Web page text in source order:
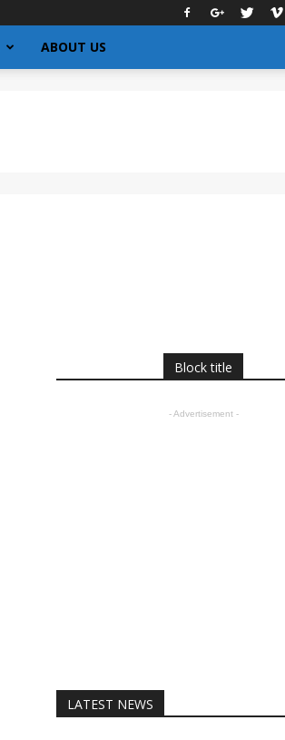
ABOUT US
Block title
- Advertisement -
LATEST NEWS